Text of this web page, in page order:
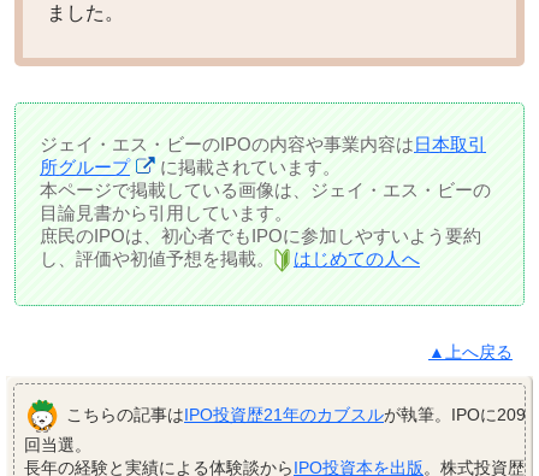
ました。
ジェイ・エス・ビーのIPOの内容や事業内容は日本取引
所グループ
に掲載されています。
本ページで掲載している画像は、ジェイ・エス・ビーの
目論見書から引用しています。
庶民のIPOは、初心者でもIPOに参加しやすいよう要約
し、評価や初値予想を掲載。
はじめての人へ
▲上へ戻る
こちらの記事はIPO投資歴21年のカブスルが執筆。IPOに209
回当選。
長年の経験と実績による体験談からIPO投資本を出版。株式投資歴